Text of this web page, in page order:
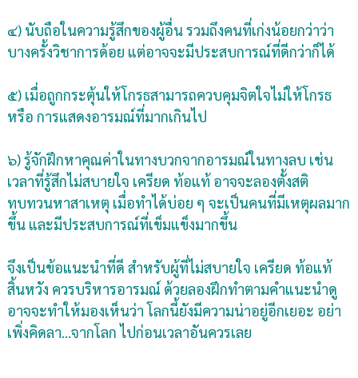
๔) นับถือในความรู้สึกของผู้อื่น รวมถึงคนที่เก่งน้อยกว่าว่า
บางครั้งวิชาการด้อย แต่อาจจะมีประสบการณ์ที่ดีกว่าก็ได้
๕) เมื่อถูกกระตุ้นให้โกรธสามารถควบคุมจิตใจไม่ให้โกรธ
หรือ การแสดงอารมณ์ที่มากเกินไป
๖) รู้จักฝึกหาคุณค่าในทางบวกจากอารมณ์ในทางลบ เช่น
เวลาที่รู้สึกไม่สบายใจ เครียด ท้อแท้ อาจจะลองตั้งสติ
ทบทวนหาสาเหตุ เมื่อทำได้บ่อย ๆ จะเป็นคนที่มีเหตุผลมาก
ขึ้น และมีประสบการณ์ที่เข็มแข็งมากขึ้น
จึงเป็นข้อแนะนำที่ดี สำหรับผู้ที่ไม่สบายใจ เครียด ท้อแท้
สิ้นหวัง ควรบริหารอารมณ์ ด้วยลองฝึกทำตามคำแนะนำดู
อาจจะทำให้มองเห็นว่า โลกนี้ยังมีความน่าอยู่อีกเยอะ อย่า
เพิ่งคิดลา...จากโลก ไปก่อนเวลาอันควรเลย